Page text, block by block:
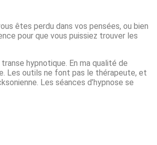
êtes perdu dans vos pensées, ou bien
pour que vous puissiez trouver les
hypnotique. En ma qualité de
Les outils ne font pas le thérapeute, et
Les séances d’hypnose se